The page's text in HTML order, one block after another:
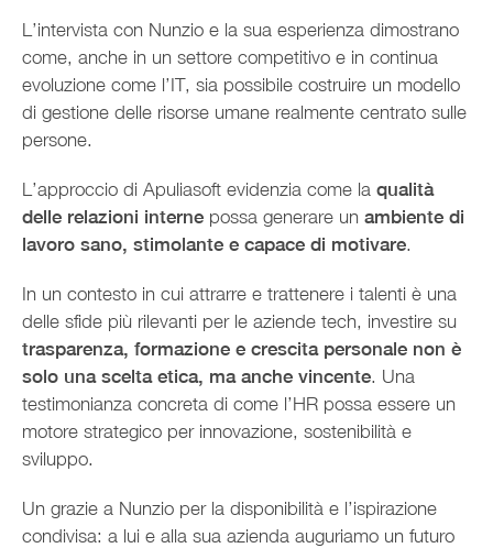
L’intervista con Nunzio e la sua esperienza dimostrano
come, anche in un settore competitivo e in continua
evoluzione come l’IT, sia possibile costruire un modello
di gestione delle risorse umane realmente centrato sulle
persone.
L’approccio di Apuliasoft evidenzia come la qualità
delle relazioni interne possa generare un ambiente di
lavoro sano, stimolante e capace di motivare.
In un contesto in cui attrarre e trattenere i talenti è una
delle sfide più rilevanti per le aziende tech, investire su
trasparenza, formazione e crescita personale non è
solo una scelta etica, ma anche vincente. Una
testimonianza concreta di come l’HR possa essere un
motore strategico per innovazione, sostenibilità e
sviluppo.
Un grazie a Nunzio per la disponibilità e l’ispirazione
condivisa: a lui e alla sua azienda auguriamo un futuro